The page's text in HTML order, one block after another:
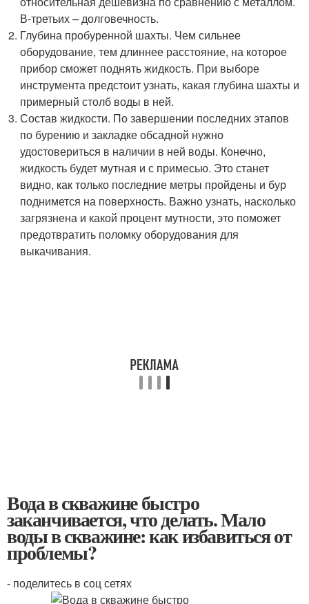
В-третьих – долговечность.
Глубина пробуренной шахты. Чем сильнее
оборудование, тем длиннее расстояние, на которое
прибор сможет поднять жидкость. При выборе
инструмента предстоит узнать, какая глубина шахты и
примерный столб воды в ней.
Состав жидкости. По завершении последних этапов
по бурению и закладке обсадной нужно
удостовериться в наличии в ней воды. Конечно,
жидкость будет мутная и с примесью. Это станет
видно, как только последние метры пройдены и бур
поднимется на поверхность. Важно узнать, насколько
загрязнена и какой процент мутности, это поможет
предотвратить поломку оборудования для
выкачивания.
Вода в скважине быстро
заканчивается, что делать. Мало
воды в скважине: как избавиться от
проблемы?
- поделитесь в соц сетях